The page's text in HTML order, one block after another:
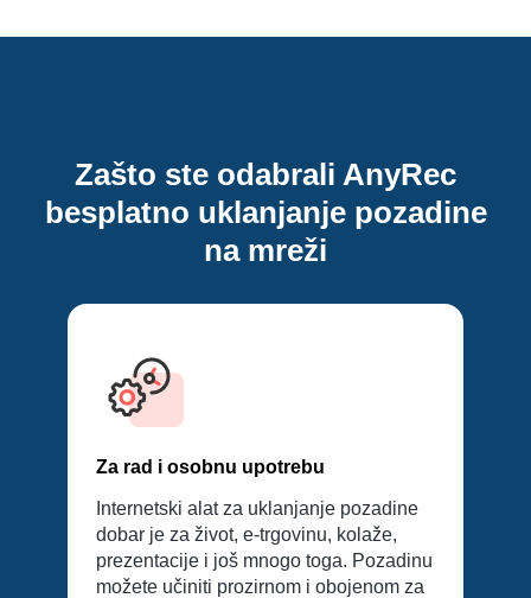
Zašto ste odabrali AnyRec
besplatno uklanjanje pozadine
na mreži
Za rad i osobnu upotrebu
Internetski alat za uklanjanje pozadine
dobar je za život, e-trgovinu, kolaže,
prezentacije i još mnogo toga. Pozadinu
možete učiniti prozirnom i obojenom za